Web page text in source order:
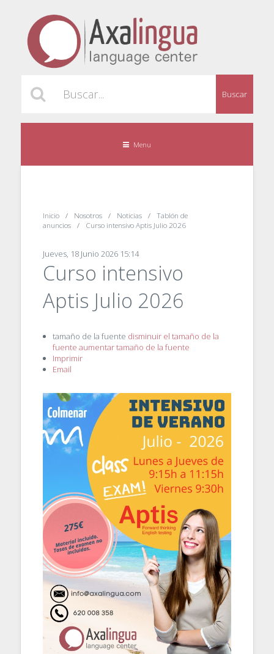
Buscar
Menu
Inicio Nosotros Noticias
Tablón de
anuncios
Curso intensivo Aptis Julio 2026
Jueves, 18 Junio 2026 15:14
Curso intensivo
Aptis Julio 2026
tamaño de la fuente disminuir el tamaño de la
fuente aumentar tamaño de la fuente
Imprimir
Email